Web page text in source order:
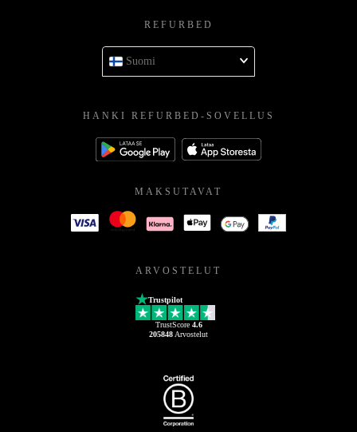
REFURBED
Suomi
HANKI REFURBED-SOVELLUS
MAKSUTAVAT
ARVOSTELUT
Trustpilot
TrustScore 4.6
205848 Arvostelut